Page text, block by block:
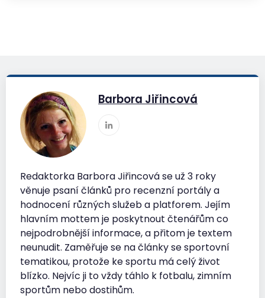
Barbora Jiřincová
Redaktorka Barbora Jiřincová se už 3 roky
věnuje psaní článků pro recenzní portály a
hodnocení různých služeb a platforem. Jejím
hlavním mottem je poskytnout čtenářům co
nejpodrobnější informace, a přitom je textem
neunudit. Zaměřuje se na články se sportovní
tematikou, protože ke sportu má celý život
blízko. Nejvíc ji to vždy táhlo k fotbalu, zimním
sportům nebo dostihům.